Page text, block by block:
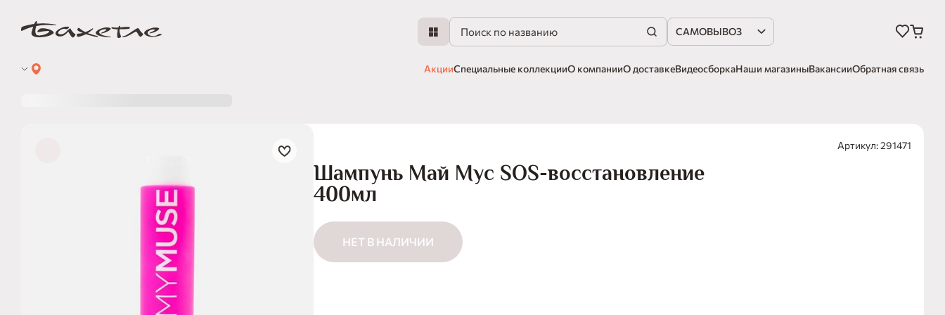
САМОВЫВОЗ
АкцииСпециальные коллекцииО компанииО доставкеВидеосборкаНаши магазиныВакансииОбратная связь
Шампунь Май Мус SOS-восстановление
400мл
НЕТ В НАЛИЧИИ
Артикул: 291471